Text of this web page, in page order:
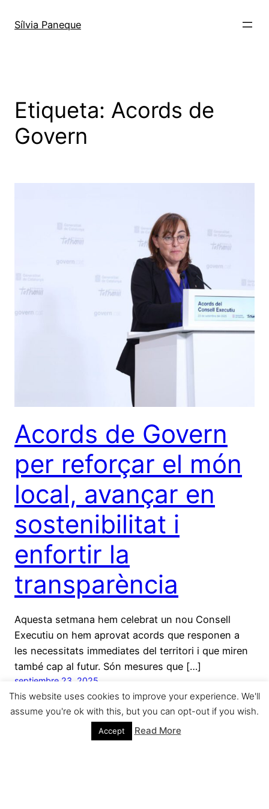
Sílvia Paneque
Etiqueta: Acords de
Govern
Acords de Govern
per reforçar el món
local, avançar en
sostenibilitat i
enfortir la
transparència
Aquesta setmana hem celebrat un nou Consell
Executiu on hem aprovat acords que responen a
les necessitats immediates del territori i que miren
també cap al futur. Són mesures que […]
septiembre 23, 2025
This website uses cookies to improve your experience. We'll
assume you're ok with this, but you can opt-out if you wish.
Accept Read More